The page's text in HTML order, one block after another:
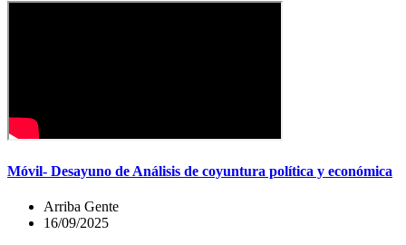
Móvil- Desayuno de Análisis de coyuntura política y económica
Arriba Gente
16/09/2025